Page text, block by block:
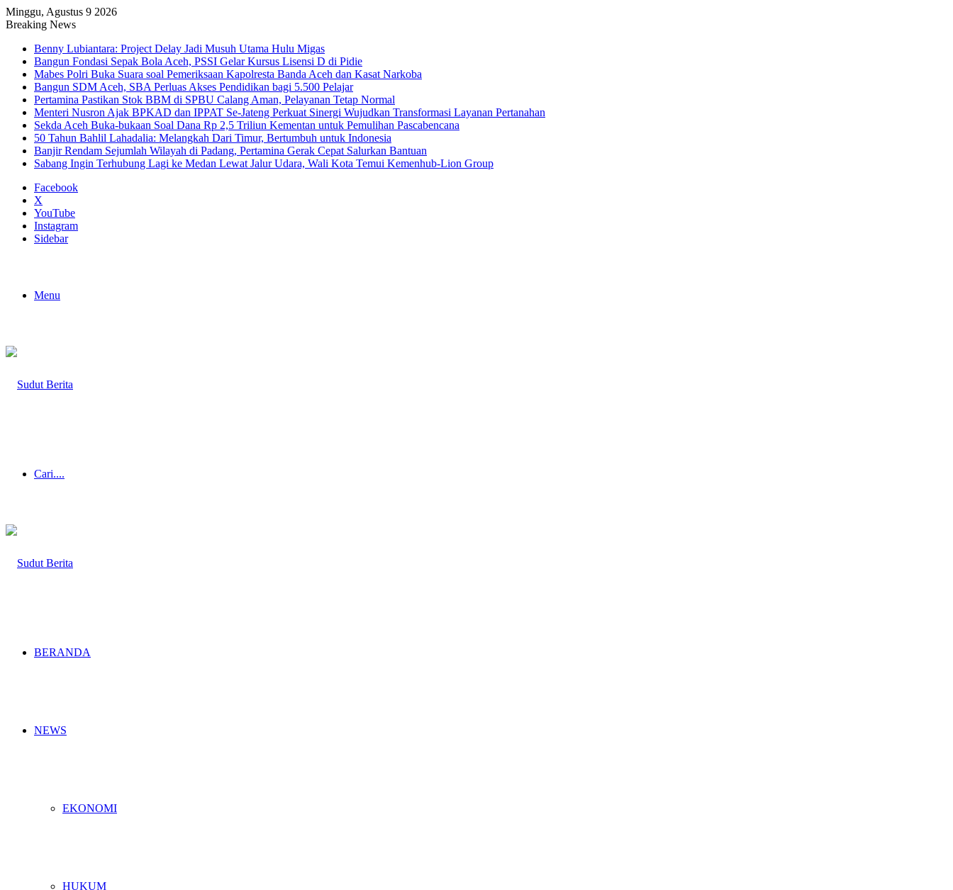
Minggu, Agustus 9 2026
Breaking News
Benny Lubiantara: Project Delay Jadi Musuh Utama Hulu Migas
Bangun Fondasi Sepak Bola Aceh, PSSI Gelar Kursus Lisensi D di Pidie
Mabes Polri Buka Suara soal Pemeriksaan Kapolresta Banda Aceh dan Kasat Narkoba
Bangun SDM Aceh, SBA Perluas Akses Pendidikan bagi 5.500 Pelajar
Pertamina Pastikan Stok BBM di SPBU Calang Aman, Pelayanan Tetap Normal
Menteri Nusron Ajak BPKAD dan IPPAT Se-Jateng Perkuat Sinergi Wujudkan Transformasi Layanan Pertanahan
Sekda Aceh Buka-bukaan Soal Dana Rp 2,5 Triliun Kementan untuk Pemulihan Pascabencana
50 Tahun Bahlil Lahadalia: Melangkah Dari Timur, Bertumbuh untuk Indonesia
Banjir Rendam Sejumlah Wilayah di Padang, Pertamina Gerak Cepat Salurkan Bantuan
Sabang Ingin Terhubung Lagi ke Medan Lewat Jalur Udara, Wali Kota Temui Kemenhub-Lion Group
Facebook
X
YouTube
Instagram
Sidebar
Menu
Cari....
BERANDA
NEWS
EKONOMI
HUKUM